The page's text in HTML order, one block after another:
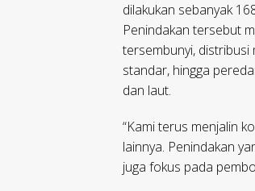
dilakukan sebanyak
Penindakan tersebut
tersembunyi, distribusi
standar, hingga
dan laut.
“Kami terus menjalin
lainnya. Penindakan
juga fokus pada